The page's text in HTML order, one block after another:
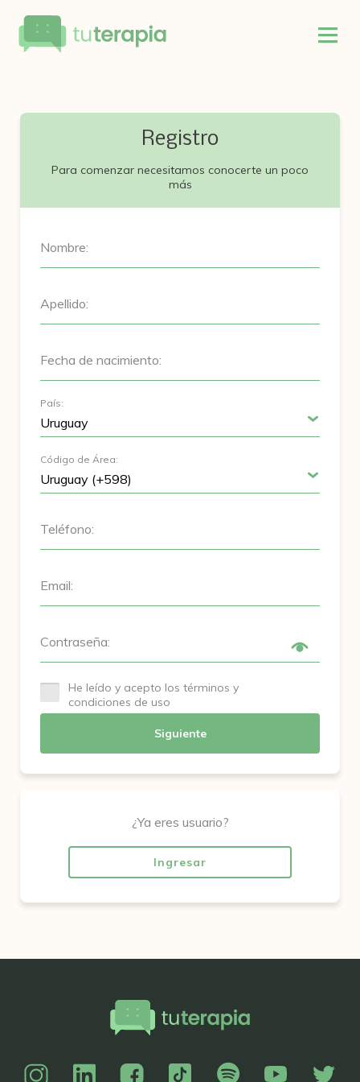
Registro
Para comenzar necesitamos conocerte un poco
más
Nombre:
Apellido:
Fecha de nacimiento:
País:
Código de Área:
Teléfono:
Email:
Contraseña:
He leído y acepto los términos y
condiciones de uso
Siguiente
¿Ya eres usuario?
Ingresar